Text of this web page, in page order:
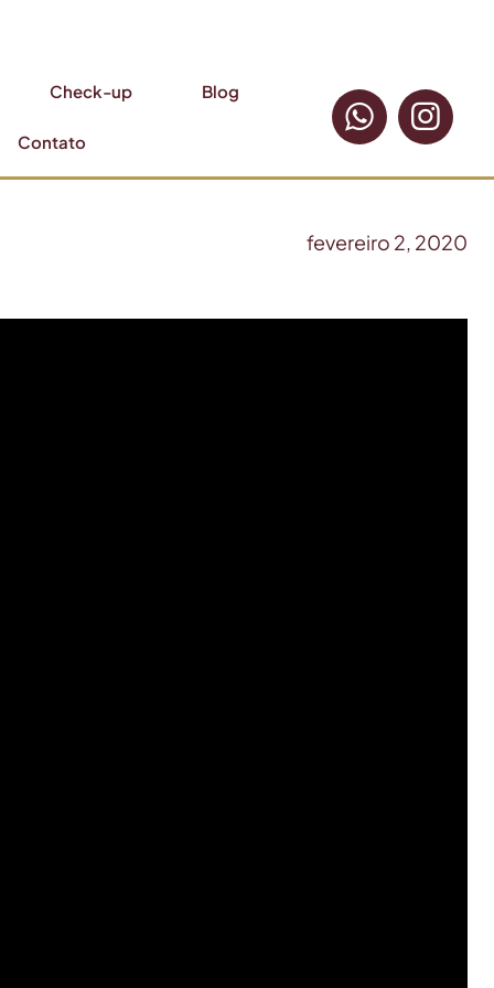
Check-up Blog
Contato
fevereiro 2, 2020